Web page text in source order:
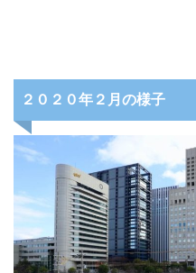
２０２０年２月の様子